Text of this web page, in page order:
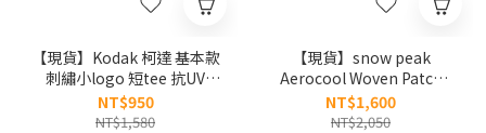
【現貨】Kodak 柯達 基本款
刺繡小logo 短tee 抗UV
K5223ERS34
NT$950
NT$1,580
【現貨】snow peak
Aerocool Woven Patch
Short Sleeve T-shirt 25SS
貼布box 短tee
NT$1,600
NT$2,050